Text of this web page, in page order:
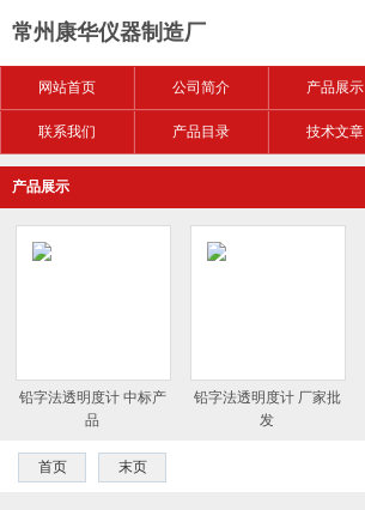
常州康华仪器制造厂
网站首页 公司简介 产品展示
联系我们 产品目录 技术文章
产品展示
铅字法透明度计 中标产
品
铅字法透明度计 厂家批
发
首页 末页